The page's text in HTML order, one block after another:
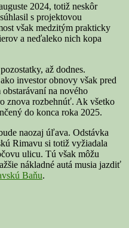
2024, totiž neskôr
s projektovou
však medzitým prakticky
a neďaleko nich kopa
až dodnes.
ako investor obnovy však pred
na nového
znova rozbehnúť. Ak všetko
do konca roka 2025.
naozaj úľava. Odstávka
Rimavu si totiž vyžiadala
ulicu. Tú však môžu
nákladné autá musia jazdiť
Baňu.